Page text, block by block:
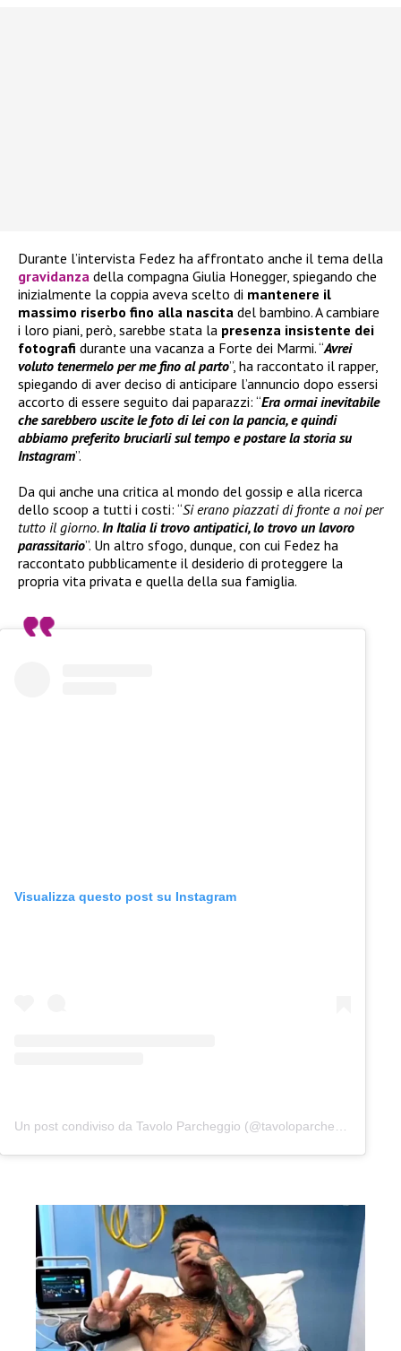
Durante l’intervista Fedez ha affrontato anche il tema della
gravidanza della compagna Giulia Honegger, spiegando che
inizialmente la coppia aveva scelto di mantenere il
massimo riserbo fino alla nascita del bambino. A cambiare
i loro piani, però, sarebbe stata la presenza insistente dei
fotografi durante una vacanza a Forte dei Marmi. “Avrei
voluto tenermelo per me fino al parto”, ha raccontato il rapper,
spiegando di aver deciso di anticipare l’annuncio dopo essersi
accorto di essere seguito dai paparazzi: “Era ormai inevitabile
che sarebbero uscite le foto di lei con la pancia, e quindi
abbiamo preferito bruciarli sul tempo e postare la storia su
Instagram”.
Da qui anche una critica al mondo del gossip e alla ricerca
dello scoop a tutti i costi: “Si erano piazzati di fronte a noi per
tutto il giorno.In Italia li trovo antipatici, lo trovo un lavoro
parassitario”. Un altro sfogo, dunque, con cui Fedez ha
raccontato pubblicamente il desiderio di proteggere la
propria vita privata e quella della sua famiglia.
Visualizza questo post su Instagram